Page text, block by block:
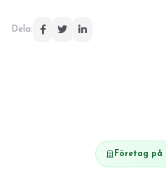
Dela:
Företag på